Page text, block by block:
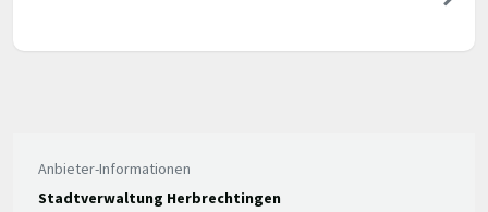
Anbieter-Informationen
Stadtverwaltung Herbrechtingen